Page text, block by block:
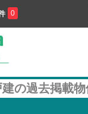
0
の過去掲載